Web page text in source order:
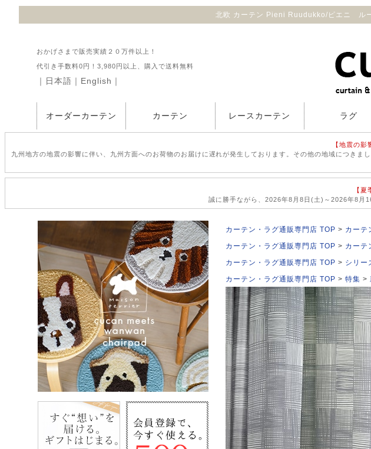
北欧 カーテン Pieni Ruudukko/ピエニ ル
おかげさまで販売実績２０万件以上！
代引き手数料0円！3,980円以上、購入で送料無料
｜ 日本語 ｜ English ｜
オーダーカーテン カーテン レースカーテン ラグ
【地震の影
九州地方の地震の影響に伴い、九州方面へのお荷物のお届けに遅れが発生しております。その他の地域につき
【
誠に勝手ながら、2026年8月8日(土)～2026年8月
カーテン・ラグ通販専門店 TOP カーテ
カーテン・ラグ通販専門店 TOP
カーテ
カーテン・ラグ通販専門店 TOP
シリー
カーテン・ラグ通販専門店 TOP
特集